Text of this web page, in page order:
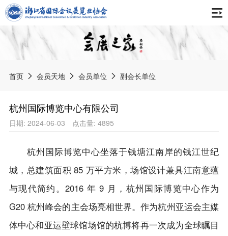
首页
关于协会
组织架构
获奖荣誉
最新动态
通知公告
协会动态
会展资讯
展会信息
境内展会
报告刊物
会展之家
中国会展产业年度报告
浙江会展业发展报告
会员天地
协会章程
入会申请
会员单位
会展标准
《数字贸易展会知识产权服务规范》团体标准
智库专家
首页 会员天地 会员单位 副会长单位
杭州国际博览中心有限公司
日期: 2024-06-03 点击量: 4895
杭州国际博览中心坐落于钱塘江南岸的钱江世纪
城，总建筑面积 85 万平方米，场馆设计兼具江南意蕴
与现代简约。2016 年 9 月，杭州国际博览中心作为
G20 杭州峰会的主会场亮相世界。作为杭州亚运会主媒
体中心和亚运壁球馆场馆的杭博将再一次成为全球瞩目